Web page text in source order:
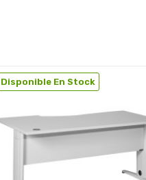
Disponible En Stock